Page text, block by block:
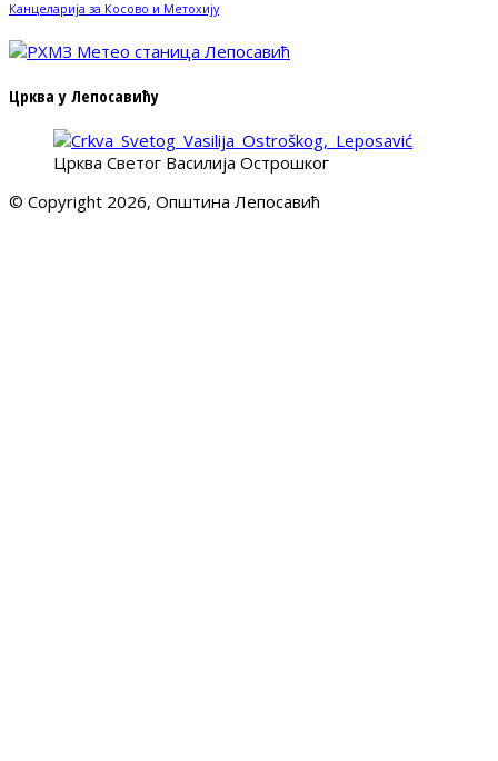
Канцеларија за Косово и Метохију
Црква у Лепосавићу
Црква Светог Василија Острошког
© Copyright 2026, Општина Лепосавић